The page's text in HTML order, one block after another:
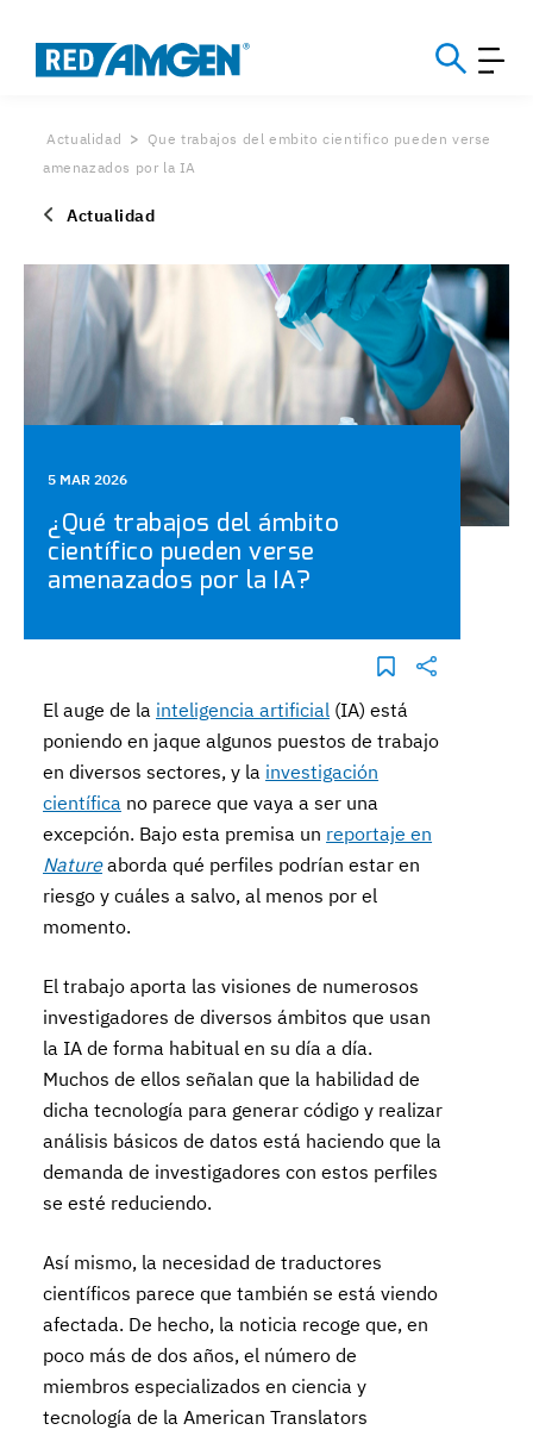
Actualidad
Que trabajos del embito cientifico pueden verse
amenazados por la IA
Actualidad
5 MAR 2026
¿Qué trabajos del ámbito
científico pueden verse
amenazados por la IA?
El auge de la inteligencia artificial (IA) está
poniendo en jaque algunos puestos de trabajo
en diversos sectores, y la investigación
científica no parece que vaya a ser una
excepción. Bajo esta premisa un reportaje en
Natureaborda qué perfiles podrían estar en
riesgo y cuáles a salvo, al menos por el
momento.
El trabajo aporta las visiones de numerosos
investigadores de diversos ámbitos que usan
la IA de forma habitual en su día a día.
Muchos de ellos señalan que la habilidad de
dicha tecnología para generar código y realizar
análisis básicos de datos está haciendo que la
demanda de investigadores con estos perfiles
se esté reduciendo.
Así mismo, la necesidad de traductores
científicos parece que también se está viendo
afectada. De hecho, la noticia recoge que, en
poco más de dos años, el número de
miembros especializados en ciencia y
tecnología de la American Translators